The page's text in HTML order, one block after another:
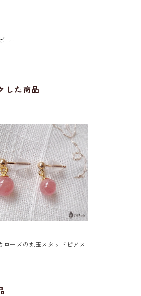
ュー
した商品
ローズの丸玉スタッドピアス